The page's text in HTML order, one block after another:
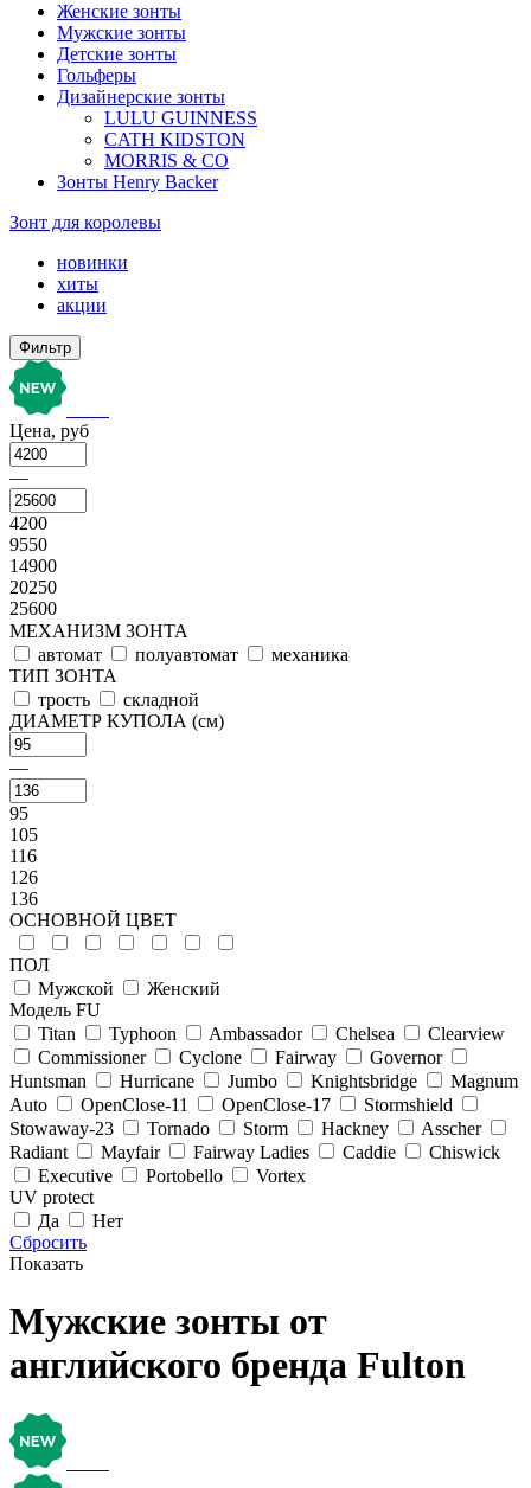
Женские зонты
Мужские зонты
Детские зонты
Гольферы
Дизайнерские зонты
LULU GUINNESS
CATH KIDSTON
MORRIS & CO
Зонты Henry Backer
Зонт для королевы
новинки
хиты
акции
Фильтр
Цена, руб
—
4200
9550
14900
20250
25600
МЕХАНИЗМ ЗОНТА
автомат
полуавтомат
механика
ТИП ЗОНТА
трость
складной
ДИАМЕТР КУПОЛА (см)
—
95
105
116
126
136
ОСНОВНОЙ ЦВЕТ
ПОЛ
Мужской
Женский
Модель FU
Titan
Typhoon Ambassador Chelsea
Clearview
Commissioner
Cyclone Fairway
Governor
Huntsman
Hurricane Jumbo Knightsbridge
Magnum
Auto
OpenClose-11 OpenClose-17
Stormshield
Stowaway-23
Tornado Storm Hackney
Asscher
Radiant
Mayfair Fairway Ladies Caddie
Chiswick
Executive
Portobello
Vortex
UV protect
Да
Нет
Сбросить
Показать
Мужские зонты от
английского бренда Fulton